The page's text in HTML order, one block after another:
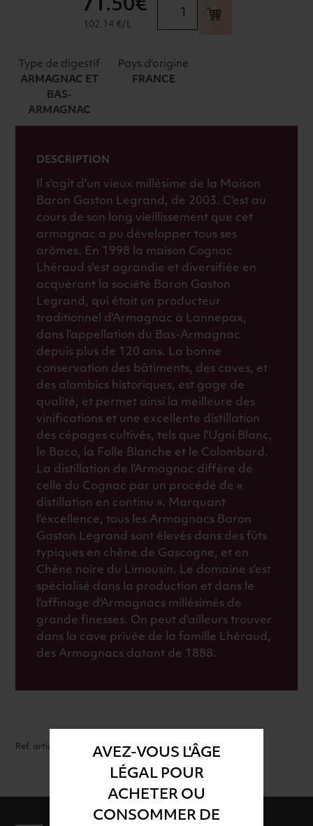
AVEZ-VOUS L'ÂGE
LÉGAL POUR
ACHETER OU
CONSOMMER DE
BAS
71 .50€
102.14 €/L
Type de digestif
ARMAGNAC ET
BAS-
ARMAGNAC
Pays d'origine
FRANCE
DESCRIPTION
Il s'agit d'un vieux millésime de la Maison
Baron Gaston Legrand, de 2003. C'est au
cours de son long vieillissement que cet
armagnac a pu développer tous ses
arômes. En 1998 la maison Cognac
Lhéraud s'est agrandie et diversifiée en
acquérant la société Baron Gaston
Legrand, qui était un producteur
traditionnel d'Armagnac à Lannepax,
dans l'appellation du Bas-Armagnac
depuis plus de 120 ans. La bonne
conservation des bâtiments, des caves, et
des alambics historiques, est gage de
qualité, et permet ainsi la meilleure des
vinifications et une excellente distillation
des cépages cultivés, tels que l'Ugni Blanc,
le Baco, la Folle Blanche et le Colombard.
La distillation de l'Armagnac diffère de
celle du Cognac par un procédé de «
distillation en continu ». Marquant
l'excellence, tous les Armagnacs Baron
Gaston Legrand sont élevés dans des fûts
typiques en chêne de Gascogne, et en
Chêne noire du Limousin. Le domaine s'est
spécialisé dans la production et dans le
l'affinage d'Armagnacs millésimés de
grande finesses. On peut d'ailleurs trouver
dans la cave privée de la famille Lhéraud,
des Armagnacs datant de 1888.
Ref. article : 42646